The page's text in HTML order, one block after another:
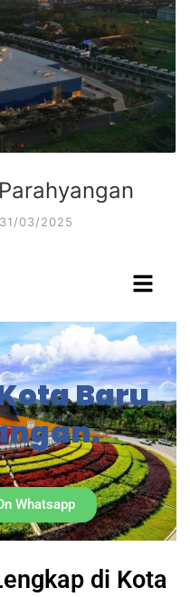
31/03/2025
Baru
Whatsapp
di Kota